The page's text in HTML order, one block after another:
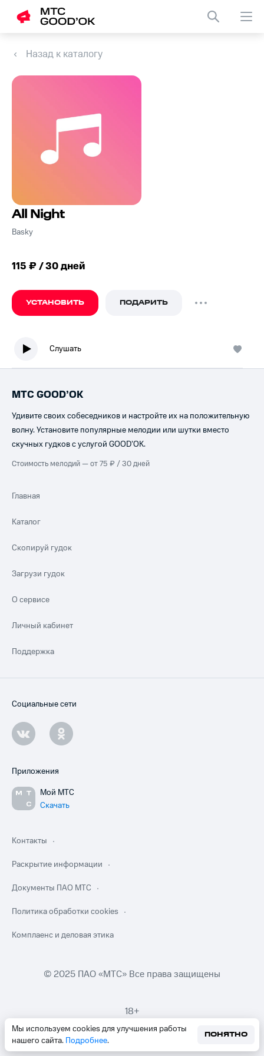
Назад к каталогу
All Night
Basky
115 ₽ / 30 дней
УСТАНОВИТЬ ПОДАРИТЬ
Слушать
Мы используем cookies для улучшения работы
нашего сайта. Подробнее.
ПОНЯТНО
МТС GOOD’OK
Удивите своих собеседников и настройте их на положительную
волну. Установите популярные мелодии или шутки вместо
скучных гудков с услугой GOOD’OK.
Стоимость мелодий — от 75 ₽ / 30 дней
Главная
Каталог
Скопируй гудок
Загрузи гудок
О сервисе
Личный кабинет
Поддержка
Социальные сети
Приложения
Мой МТС
Скачать
Контакты
Раскрытие информации
Документы ПАО МТС
Политика обработки cookies
Комплаенс и деловая этика
© 2025 ПАО «МТС» Все права защищены
18+